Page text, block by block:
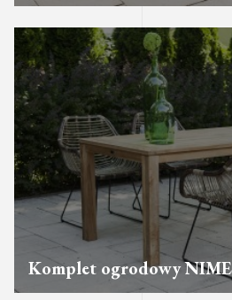
Komplet ogrodowy